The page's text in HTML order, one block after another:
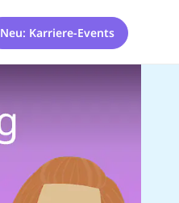
Neu: Karriere-Events